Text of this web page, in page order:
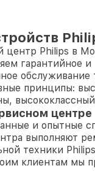
Philips в
гарантийное и
обслуживание
принципы:
центре
и опытные
выполняют
техники
клиентам мы